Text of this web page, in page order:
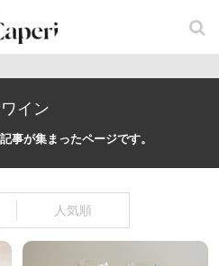
イン
事が集まったページです。
人気順